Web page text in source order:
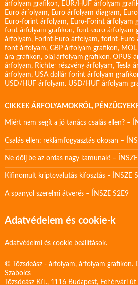
árfolyam grafikon, EUR/HUF árfolyam
Euro árfolyam, Euro árfolyam diagram,
Euro-forint árfolyam, Euro-Forint árfolyam
font árfolyam grafikon, font-euro árfolyam
árfolyam, Forint-Euro árfolyam, forint-Euro
font árfolyam, GBP árfolyam grafikon, MOL
ára grafikon, olaj árfolyam grafikon, OPUS
árfolyam, Richter részvény árfolyam, Tesla
árfolyam, USA dollár forint árfolyam
USD/HUF árfolyam, USD/HUF árfolyam
CIKKEK ÁRFOLYAMOKRÓL,
Miért nem segít a jó tanács csalás ellen? –
Csalás ellen: reklámfogyasztás okosan –
Ne dőlj be az ordas nagy kamunak! –
Kifinomult kriptovalutás kifosztás – ÍNSZE
A spanyol szerelmi átverés – ÍNSZE S2E9
Adatvédelem és cookie-k
Adatvédelmi és cookie beállítások.
© Tőzsdeász - árfolyam, árfolyam grafikon.
Szabolcs
Tőzsdeász Kft., 1116 Budapest, Fehérvári